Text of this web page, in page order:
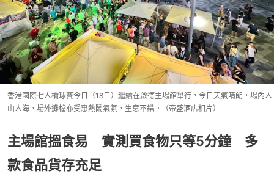
香港國際七人欖球賽今日（18日）繼續在啟德主場館舉行，今日天氣晴朗，場內人
山人海，場外攤檔亦受惠熱鬧氣氛，生意不錯。（帝盛酒店相片）
主場館搵食易 實測買食物只等5分鐘 多
款食品貨存充足